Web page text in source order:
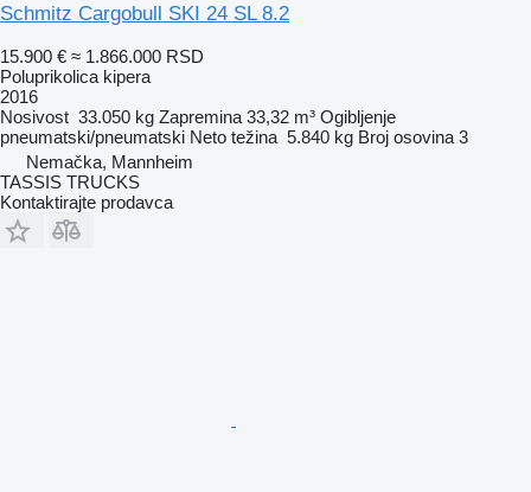
Schmitz Cargobull SKI 24 SL 8.2
15.900 € ≈ 1.866.000 RSD
Poluprikolica kipera
2016
Nosivost 33.050 kg Zapremina 33,32 m³ Ogibljenje
pneumatski/pneumatski Neto težina 5.840 kg Broj osovina 3
Nemačka, Mannheim
TASSIS TRUCKS
Kontaktirajte prodavca